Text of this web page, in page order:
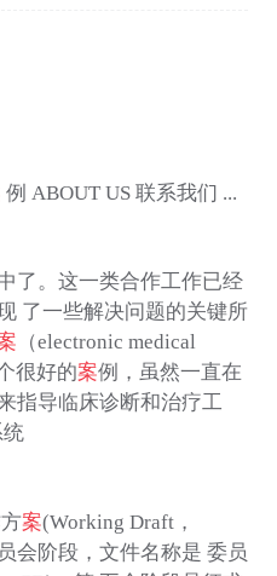
例 ABOUT US 联系我们 ...
了。这一类合作工作已经
了一些解决问题的关键所
（electronic medical
很好的案例，虽然一直在
指导临床诊断和治疗工
案(Working Draft，
会阶段，文件名称是 委员